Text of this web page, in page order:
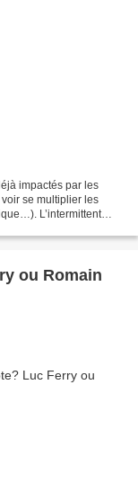
impactés par les
se multiplier les
L’intermittent
ou Romain